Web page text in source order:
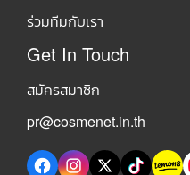
ร่วมทีมกับเรา
Get In Touch
สมัครสมาชิก
pr@cosmenet.in.th